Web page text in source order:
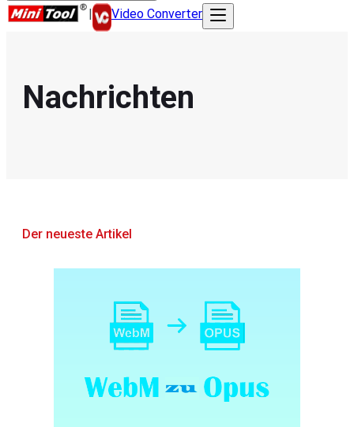
| Video Converter
Nachrichten
Der neueste Artikel